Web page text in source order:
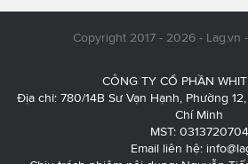
Copyright 2017 - 2026 - Lag.vn -
CÔNG TY CỔ PHẦN
Địa chỉ: 780/14B Sư Vạn Hạnh, Phường
Chí Minh
MST: 0313720704
Email liên hệ: